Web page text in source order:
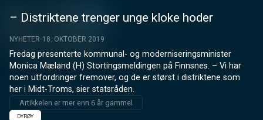
– Distriktene trenger unge kloke hoder
NYHETER 18. OKTOBER 2019
Fredag presenterte kommunal- og moderniseringsminister
Monica Mæland (H) Stortingsmeldingen på Finnsnes. – Vi har
noen utfordringer fremover, og de er størst i distriktene som
her i Midt-Troms, sier statsråden.
Artikkelen er mer enn 6 år gammel
DYRØY